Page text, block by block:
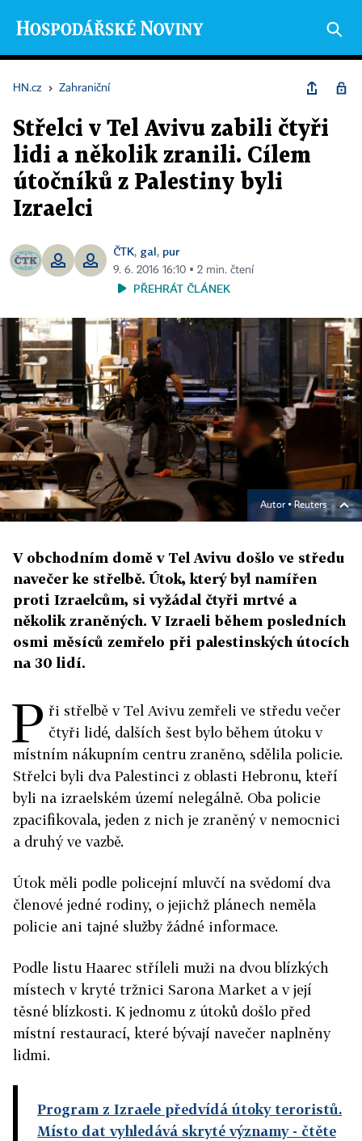
HN.cz › Zahraniční
Střelci v Tel Avivu zabili čtyři
lidi a několik zranili. Cílem
útočníků z Palestiny byli
Izraelci
ČTK, gal, pur
9. 6. 2016 16:10 ▪ 2 min. čtení
PŘEHRÁT ČLÁNEK
Autor ▪Reuters
V obchodním domě v Tel Avivu došlo ve středu
navečer ke střelbě. Útok, který byl namířen
proti Izraelcům, si vyžádal čtyři mrtvé a
několik zraněných. V Izraeli během posledních
osmi měsíců zemřelo při palestinských útocích
na 30 lidí.
P ři střelbě v Tel Avivu zemřeli ve středu večer
čtyři lidé, dalších šest bylo během útoku v
místním nákupním centru zraněno, sdělila policie.
Střelci byli dva Palestinci z oblasti Hebronu, kteří
byli na izraelském území nelegálně. Oba policie
zpacifikovala, jeden z nich je zraněný v nemocnici
a druhý ve vazbě.
Útok měli podle policejní mluvčí na svědomí dva
členové jedné rodiny, o jejichž plánech neměla
policie ani tajné služby žádné informace.
Podle listu Haarec stříleli muži na dvou blízkých
místech v kryté tržnici Sarona Market a v její
těsné blízkosti. K jednomu z útoků došlo před
místní restaurací, které bývají navečer naplněny
lidmi.
Program z Izraele předvídá útoky teroristů.
Místo dat vyhledává skryté významy- čtěte